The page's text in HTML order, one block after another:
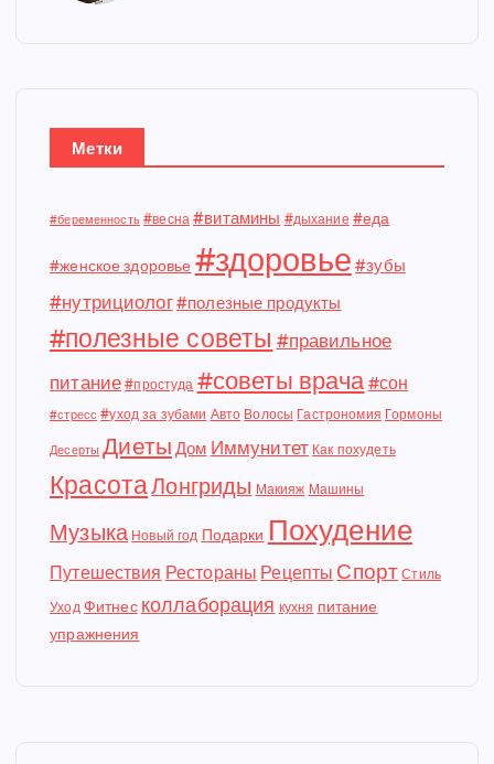
Метки
#беременность #весна #витамины #дыхание #еда
#женское здоровье #здоровье #зубы
#нутрициолог#полезные продукты
#полезные советы #правильное
питание #простуда #советы врача#сон
#стресс #уход за зубами Авто Волосы Гастрономия Гормоны
Десерты Диеты Дом Иммунитет Как похудеть
КрасотаЛонгриды Макияж Машины
Музыка Новый год Подарки Похудение
Путешествия Рестораны Рецепты Спорт Стиль
Уход Фитнес коллаборация кухня питание
упражнения